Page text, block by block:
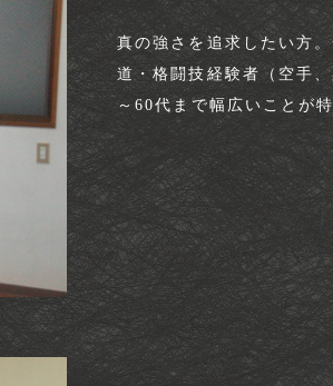
真の強さを追求したい方
道・格闘技経験者（空手
～60代まで幅広いことが